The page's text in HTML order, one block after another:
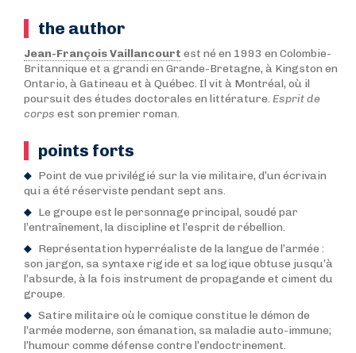
the author
Jean-François Vaillancourt est né en 1993 en Colombie-
Britannique et a grandi en Grande-Bretagne, à Kingston en
Ontario, à Gatineau et à Québec. Il vit à Montréal, où il
poursuit des études doctorales en littérature. Esprit de
corps est son premier roman.
points forts
Point de vue privilégié sur la vie militaire, d’un écrivain
qui a été réserviste pendant sept ans.
Le groupe est le personnage principal, soudé par
l’entraînement, la discipline et l’esprit de rébellion.
Représentation hyperréaliste de la langue de l’armée :
son jargon, sa syntaxe rigide et sa logique obtuse jusqu’à
l’absurde, à la fois instrument de propagande et ciment du
groupe.
Satire militaire où le comique constitue le démon de
l’armée moderne, son émanation, sa maladie auto-immune;
l’humour comme défense contre l’endoctrinement.